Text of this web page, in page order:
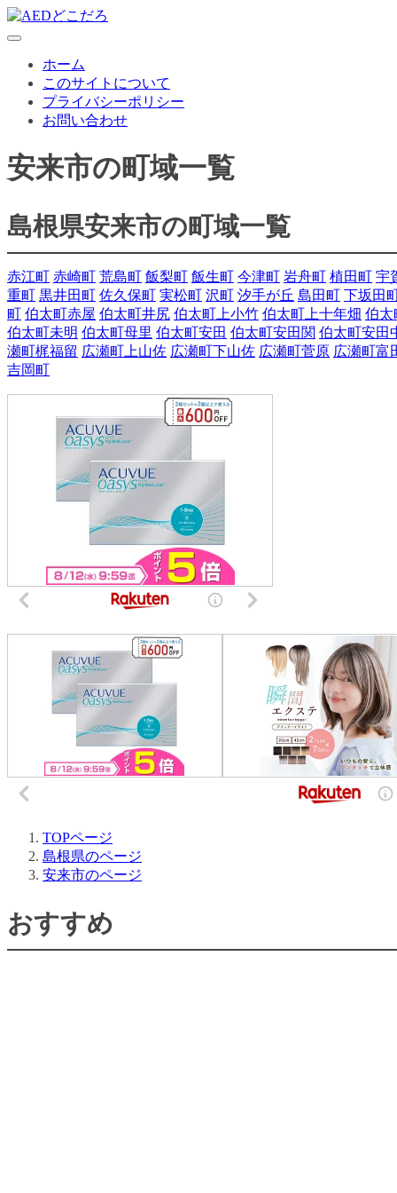
ホーム
このサイトについて
プライバシーポリシー
お問い合わせ
安来市の町域一覧
島根県安来市の町域一覧
赤江町 赤崎町 荒島町 飯梨町 飯生町 今津町 岩舟町 植田町 宇
重町 黒井田町 佐久保町 実松町 沢町 汐手が丘 島田町 下坂田
町 伯太町赤屋 伯太町井尻 伯太町上小竹 伯太町上十年畑 伯太
伯太町未明 伯太町母里 伯太町安田 伯太町安田関 伯太町安田
瀬町梶福留 広瀬町上山佐 広瀬町下山佐 広瀬町菅原 広瀬町富
吉岡町
TOPページ
島根県のページ
安来市のページ
おすすめ